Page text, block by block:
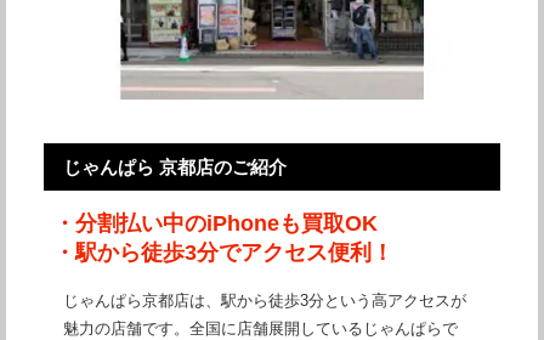
じゃんぱら 京都店のご紹介
・分割払い中のiPhoneも買取OK
・駅から徒歩3分でアクセス便利！
じゃんぱら京都店は、駅から徒歩3分という高アクセスが
魅力の店舗です。全国に店舗展開しているじゃんぱらで